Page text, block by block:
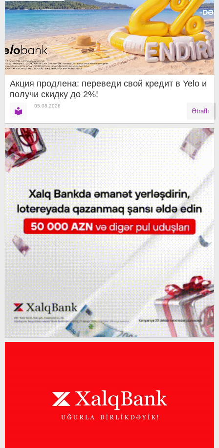
Акция продлена: переведи свой кредит в Yelo и
получи скидку до 2%!
05.08.2026
Ətraflı